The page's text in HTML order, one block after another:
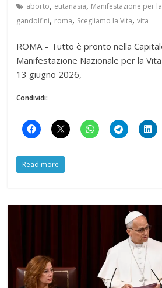
aborto, eutanasia, Manifestazione per
gandolfini, roma, Scegliamo la Vita,vita
ROMA – Tutto è pronto nella
Manifestazione Nazionale per la
13 giugno 2026,
Condividi:
Read more